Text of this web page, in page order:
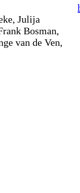
Julija
van de Ven,